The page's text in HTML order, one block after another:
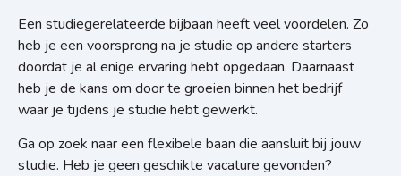
Een studiegerelateerde bijbaan heeft veel voordelen. Zo
heb je een voorsprong na je studie op andere starters
doordat je al enige ervaring hebt opgedaan. Daarnaast
heb je de kans om door te groeien binnen het bedrijf
waar je tijdens je studie hebt gewerkt.
Ga op zoek naar een flexibele baan die aansluit bij jouw
studie. Heb je geen geschikte vacature gevonden?